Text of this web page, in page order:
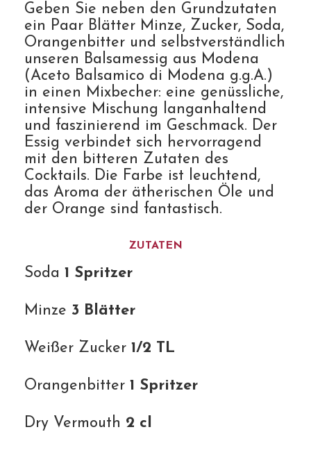
Geben Sie neben den Grundzutaten
ein Paar Blätter Minze, Zucker, Soda,
Orangenbitter und selbstverständlich
unseren Balsamessig aus Modena
(Aceto Balsamico di Modena g.g.A.)
in einen Mixbecher: eine genüssliche,
intensive Mischung langanhaltend
und faszinierend im Geschmack. Der
Essig verbindet sich hervorragend
mit den bitteren Zutaten des
Cocktails. Die Farbe ist leuchtend,
das Aroma der ätherischen Öle und
der Orange sind fantastisch.
ZUTATEN
Soda 1 Spritzer
Minze 3 Blätter
Weißer Zucker 1/2 TL
Orangenbitter 1 Spritzer
Dry Vermouth 2 cl